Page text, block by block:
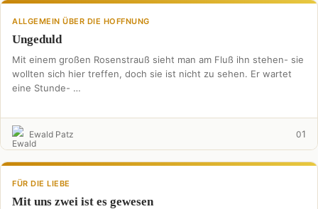
ALLGEMEIN ÜBER DIE HOFFNUNG
Ungeduld
Mit einem großen Rosenstrauß sieht man am Fluß ihn stehen- sie
wollten sich hier treffen, doch sie ist nicht zu sehen. Er wartet
eine Stunde- …
Ewald Patz 01
FÜR DIE LIEBE
Mit uns zwei ist es gewesen